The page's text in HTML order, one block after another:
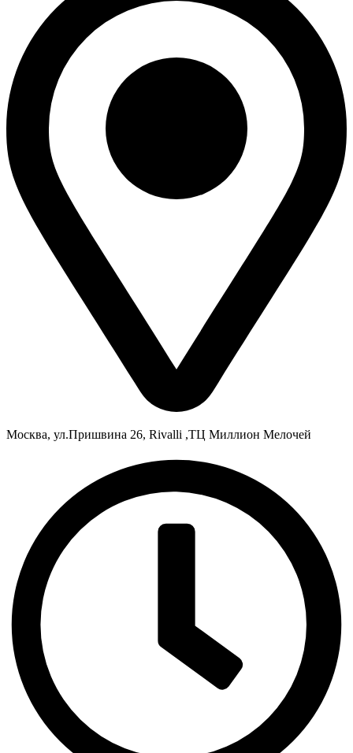
Москва, ул.Пришвина 26, Rivalli ,ТЦ Миллион Мелочей